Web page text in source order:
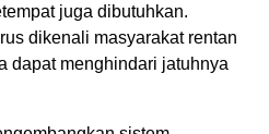
juga dibutuhkan.
dikenali masyarakat rentan
dapat menghindari jatuhnya